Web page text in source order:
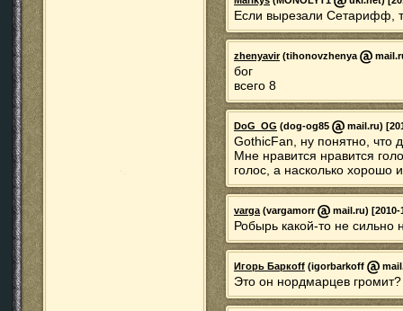
Если вырезали Сетарифф,
zhenyavir(tihonovzhenya
бог
всего 8
DoG_OG (dog-og85 mail.ru)
GothicFan, ну понятно, что
Мне нравится нравится
голос, а насколько хорошо
varga(vargamorr mail.ru) [2010-
Робырь какой-то не
Игорь Баркoff (igorbarkoff
Это он нордмарцев громит?